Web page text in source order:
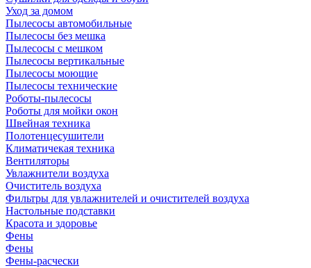
Уход за домом
Пылесосы автомобильные
Пылесосы без мешка
Пылесосы с мешком
Пылесосы вертикальные
Пылесосы моющие
Пылесосы технические
Роботы-пылесосы
Роботы для мойки окон
Швейная техника
Полотенцесушители
Климатичекая техника
Вентиляторы
Увлажнители воздуха
Очиститель воздуха
Фильтры для увлажнителей и очистителей воздуха
Настольные подставки
Красота и здоровье
Фены
Фены
Фены-расчески